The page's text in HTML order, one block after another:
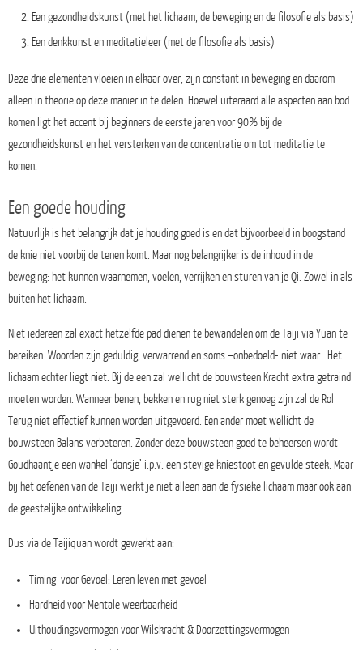
Een gezondheidskunst (met het lichaam, de beweging en de filosofie als basis)
Een denkkunst en meditatieleer (met de filosofie als basis)
Deze drie elementen vloeien in elkaar over, zijn constant in beweging en daarom
alleen in theorie op deze manier in te delen. Hoewel uiteraard alle aspecten aan bod
komen ligt het accent bij beginners de eerste jaren voor 90% bij de
gezondheidskunst en het versterken van de concentratie om tot meditatie te
komen.
Een goede houding
Natuurlijk is het belangrijk dat je houding goed is en dat bijvoorbeeld in boogstand
de knie niet voorbij de tenen komt. Maar nog belangrijker is de inhoud in de
beweging: het kunnen waarnemen, voelen, verrijken en sturen van je Qi. Zowel in als
buiten het lichaam.
Niet iedereen zal exact hetzelfde pad dienen te bewandelen om de Taiji via Yuan te
bereiken. Woorden zijn geduldig, verwarrend en soms –onbedoeld- niet waar. Het
lichaam echter liegt niet. Bij de een zal wellicht de bouwsteen Kracht extra getraind
moeten worden. Wanneer benen, bekken en rug niet sterk genoeg zijn zal de Rol
Terug niet effectief kunnen worden uitgevoerd. Een ander moet wellicht de
bouwsteen Balans verbeteren. Zonder deze bouwsteen goed te beheersen wordt
Goudhaantje een wankel ‘dansje’ i.p.v. een stevige kniestoot en gevulde steek. Maar
bij het oefenen van de Taiji werkt je niet alleen aan de fysieke lichaam maar ook aan
de geestelijke ontwikkeling.
Dus via de Taijiquan wordt gewerkt aan:
Timing voor Gevoel: Leren leven met gevoel
Hardheid voor Mentale weerbaarheid
Uithoudingsvermogen voor Wilskracht & Doorzettingsvermogen